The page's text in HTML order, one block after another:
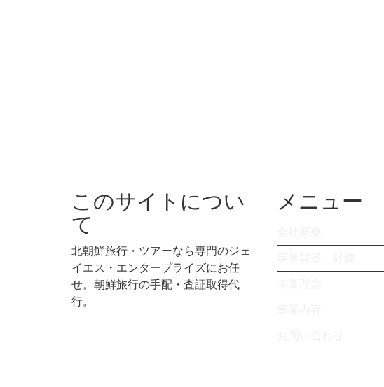
このサイトについ
て
北朝鮮旅行・ツアーなら専門のジェ
イエス・エンタープライズにお任
せ。朝鮮旅行の手配・査証取得代
行。
メニュー